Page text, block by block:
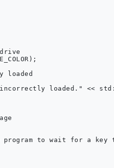
loaded
loaded." <<
to wait for a key